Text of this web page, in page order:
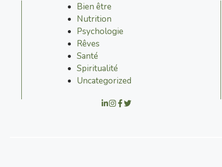
Bien être
Nutrition
Psychologie
Rêves
Santé
Spiritualité
Uncategorized